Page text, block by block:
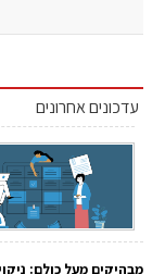
עדכונים אחרונים
מבהיקים מעל כולם: